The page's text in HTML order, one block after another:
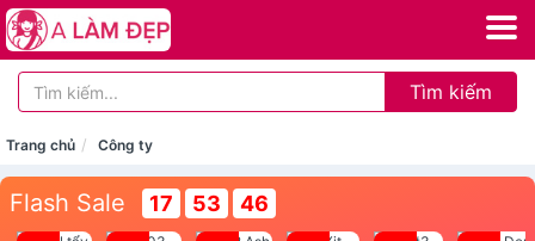
Tìm kiếm
Trang chủ Công ty
Flash Sale 17 53 46